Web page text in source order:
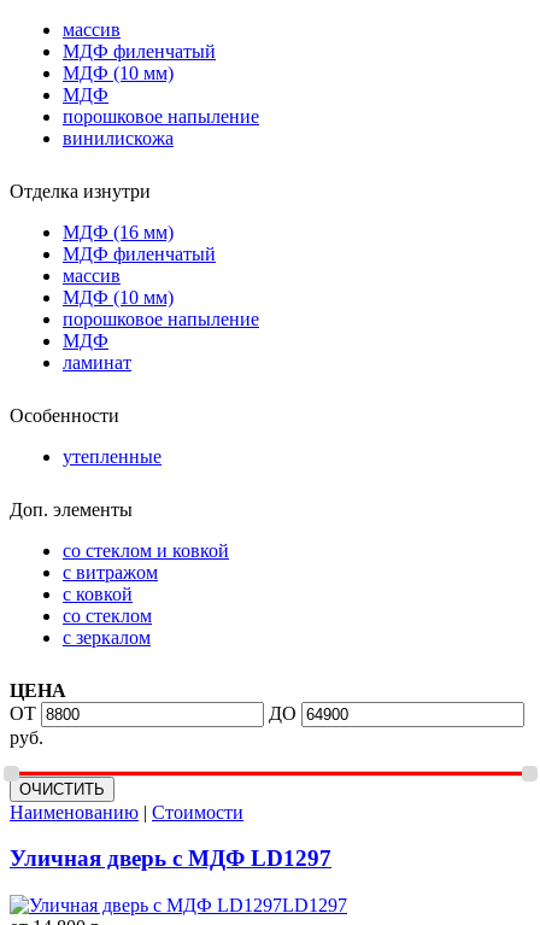
массив
МДФ филенчатый
МДФ (10 мм)
МДФ
порошковое напыление
винилискожа
Отделка изнутри
МДФ (16 мм)
МДФ филенчатый
массив
МДФ (10 мм)
порошковое напыление
МДФ
ламинат
Особенности
утепленные
Доп. элементы
со стеклом и ковкой
с витражом
с ковкой
со стеклом
с зеркалом
ЦЕНА
ОТ
ДО
руб.
Наименованию | Стоимости
Уличная дверь с МДФ LD1297
LD1297